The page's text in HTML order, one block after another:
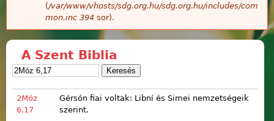
(/var/www/vhosts/sdg.org.hu/sdg.org.hu/includes/com
mon.inc 394 sor).
A Szent Biblia
2Móz
6,17
Gérsón fiai voltak: Libní és Simei nemzetségeik
szerint.